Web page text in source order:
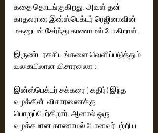
கதை தொடங்குகிறது. அவள் தன்
காதலரான இன்ஸ்பெக்டர் ரெஜினாவின்
மகனுடன் சேர்ந்து காணாமல் போகிறாள்.
இருண்ட ரகசியங்களை வெளிப்படுத்தும்
வகையிலான விசாரணை :
இன்ஸ்பெக்டர் சக்கரை ( கதிர்) இந்த
வழக்கின்  விசாரணைக்கு
பொறுப்பேற்கிறார். ஆனால் ஒரு
வழக்கமான காணாமல் போனவர் பற்றிய